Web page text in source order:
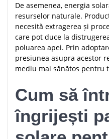
De asemenea, energia
resurselor naturale.
necesită extragerea și
care pot duce la
poluarea apei. Prin
presiunea asupra acestor
mediu mai sănătos pentru
Cum să
îngrijești